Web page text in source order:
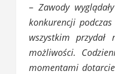
–Zawody
konkurencji
wszystkim przydał
możliwości.
momentami